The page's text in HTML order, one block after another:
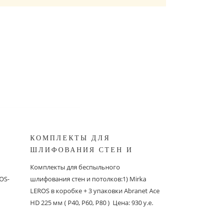
КОМПЛЕКТЫ ДЛЯ
ШЛИФОВАНИЯ СТЕН И
Комплекты для беспыльного
шлифования стен и потолков:1) Mirka
LEROS в коробке + 3 упаковки Abranet Ace
HD 225 мм ( P40, P60, P80 ) Цена: 930 у.е.